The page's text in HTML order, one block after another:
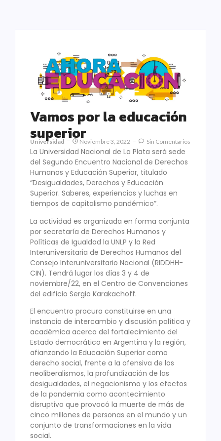
Vamos por la educación
superior
Universidad Noviembre 3, 2022 Sin Comentarios
La Universidad Nacional de La Plata será sede
del Segundo Encuentro Nacional de Derechos
Humanos y Educación Superior, titulado
“Desigualdades, Derechos y Educación
Superior. Saberes, experiencias y luchas en
tiempos de capitalismo pandémico”.
La actividad es organizada en forma conjunta
por secretaría de Derechos Humanos y
Políticas de Igualdad la UNLP y la Red
Interuniversitaria de Derechos Humanos del
Consejo Interuniversitario Nacional (RIDDHH-
CIN). Tendrá lugar los días 3 y 4 de
noviembre/22, en el Centro de Convenciones
del edificio Sergio Karakachoff.
El encuentro procura constituirse en una
instancia de intercambio y discusión política y
académica acerca del fortalecimiento del
Estado democrático en Argentina y la región,
afianzando la Educación Superior como
derecho social, frente a la ofensiva de los
neoliberalismos, la profundización de las
desigualdades, el negacionismo y los efectos
de la pandemia como acontecimiento
disruptivo que provocó la muerte de más de
cinco millones de personas en el mundo y un
conjunto de transformaciones en la vida
social.